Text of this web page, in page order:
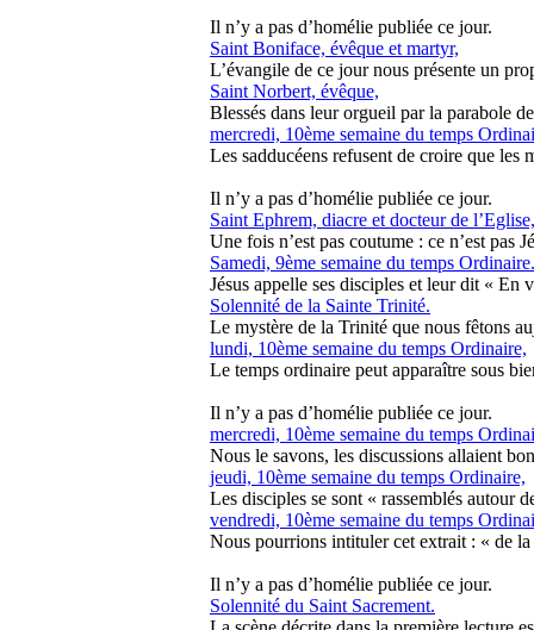
Il n’y a pas d’homélie publiée ce jour.
Saint Boniface, évêque et martyr,
L’évangile de ce jour nous présente un
Saint Norbert, évêque,
Blessés dans leur orgueil par la parabole
mercredi, 10ème semaine du temps
Les sadducéens refusent de croire que les
Il n’y a pas d’homélie publiée ce jour.
Saint Ephrem, diacre et docteur de l’Eglise,
Une fois n’est pas coutume : ce n’est pas
Samedi, 9ème semaine du temps
Jésus appelle ses disciples et leur dit «
Solennité de la Sainte Trinité.
Le mystère de la Trinité que nous fêtons
lundi, 10ème semaine du temps Ordinaire,
Le temps ordinaire peut apparaître sous
Il n’y a pas d’homélie publiée ce jour.
mercredi, 10ème semaine du temps
Nous le savons, les discussions allaient
jeudi, 10ème semaine du temps Ordinaire,
Les disciples se sont « rassemblés autour
vendredi, 10ème semaine du temps
Nous pourrions intituler cet extrait : « de
Il n’y a pas d’homélie publiée ce jour.
Solennité du Saint Sacrement.